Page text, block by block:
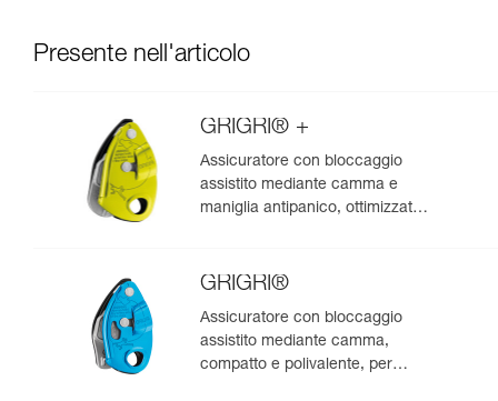
Presente nell'articolo
GRIGRI® +
Assicuratore con bloccaggio
assistito mediante camma e
maniglia antipanico, ottimizzato
GRIGRI®
Assicuratore con bloccaggio
assistito mediante camma,
compatto e polivalente, per